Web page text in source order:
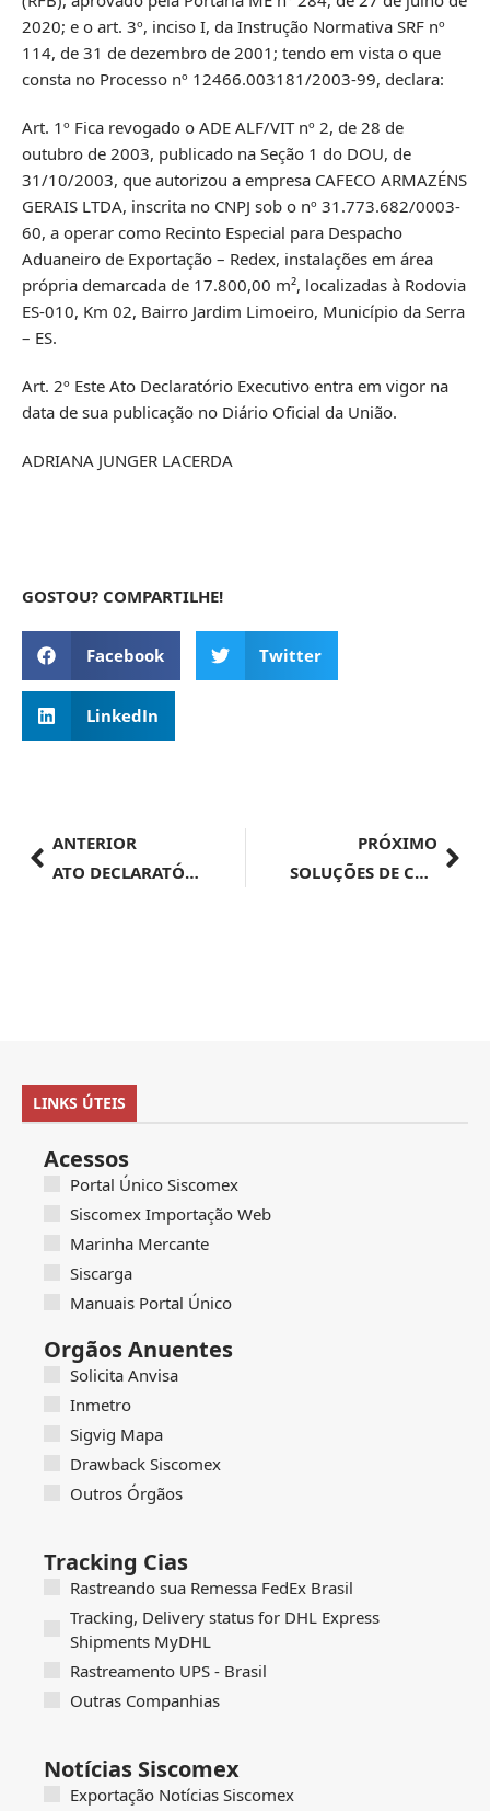
2020; e o art. 3º, inciso I, da Instrução Normativa SRF nº
114, de 31 de dezembro de 2001; tendo em vista o que
consta no Processo nº 12466.003181/2003-99, declara:
Art. 1º Fica revogado o ADE ALF/VIT nº 2, de 28 de
outubro de 2003, publicado na Seção 1 do DOU, de
31/10/2003, que autorizou a empresa CAFECO ARMAZÉNS
GERAIS LTDA, inscrita no CNPJ sob o nº 31.773.682/0003-
60, a operar como Recinto Especial para Despacho
Aduaneiro de Exportação – Redex, instalações em área
própria demarcada de 17.800,00 m², localizadas à Rodovia
ES-010, Km 02, Bairro Jardim Limoeiro, Município da Serra
– ES.
Art. 2º Este Ato Declaratório Executivo entra em vigor na
data de sua publicação no Diário Oficial da União.
ADRIANA JUNGER LACERDA
GOSTOU? COMPARTILHE!
Facebook Twitter
LinkedIn
ANTERIOR
ATO DECLARATÓRIO EXECUTIVO SRRF08 Nº 55, DE 4 DE SETEMBRO DE 2024
PRÓXIMO
SOLUÇÕES DE CONSULTAS
LINKS ÚTEIS
Acessos
Portal Único Siscomex
Siscomex Importação Web
Marinha Mercante
Siscarga
Manuais Portal Único
Orgãos Anuentes
Solicita Anvisa
Inmetro
Sigvig Mapa
Drawback Siscomex
Outros Órgãos
Tracking Cias
Rastreando sua Remessa FedEx Brasil
Tracking, Delivery status for DHL Express
Shipments MyDHL
Rastreamento UPS - Brasil
Outras Companhias
Notícias Siscomex
Exportação Notícias Siscomex